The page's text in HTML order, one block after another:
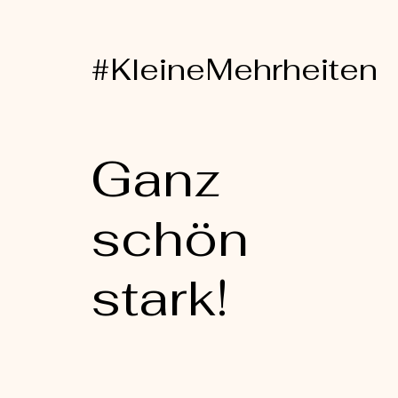
#KleineMehrheiten
Ganz
schön
stark!